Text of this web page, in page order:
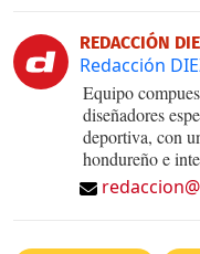
REDACCIÓN
Redacción
Equipo
diseñadores
deportiva, con
hondureño e